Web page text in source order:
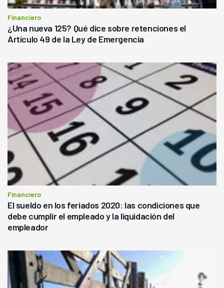
Financiero
¿Una nueva 125? Qué dice sobre retenciones el
Artículo 49 de la Ley de Emergencia
Financiero
El sueldo en los feriados 2020: las condiciones que
debe cumplir el empleado y la liquidación del
empleador